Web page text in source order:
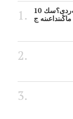
10 كۇندە نە وزنەردىوزگەردى؟سك